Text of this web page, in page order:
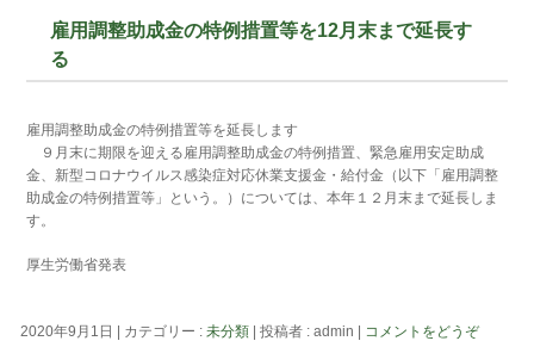
雇用調整助成金の特例措置等を12月末まで延長す
る
雇用調整助成金の特例措置等を延長します
９月末に期限を迎える雇用調整助成金の特例措置、緊急雇用安定助成
金、新型コロナウイルス感染症対応休業支援金・給付金（以下「雇用調整
助成金の特例措置等」という。）については、本年１２月末まで延長しま
す。
厚生労働省発表
2020年9月1日 カテゴリー :未分類 |投稿者 : admin コメントをどうぞ